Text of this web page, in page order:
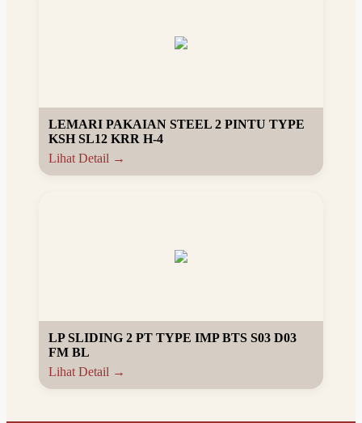
LEMARI PAKAIAN STEEL 2 PINTU TYPE
KSH SL12 KRR H-4
Lihat Detail →
LP SLIDING 2 PT TYPE IMP BTS S03 D03
FM BL
Lihat Detail →